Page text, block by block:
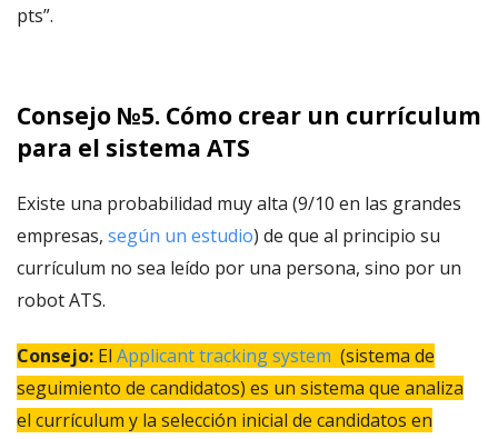
pts”.
Consejo №5. Cómo crear un currículum
para el sistema ATS
Existe una probabilidad muy alta (9/10 en las grandes
empresas, según un estudio) de que al principio su
currículum no sea leído por una persona, sino por un
robot ATS.
Consejo: El Applicant tracking system (sistema de
seguimiento de candidatos) es un sistema que analiza
el currículum y la selección inicial de candidatos en